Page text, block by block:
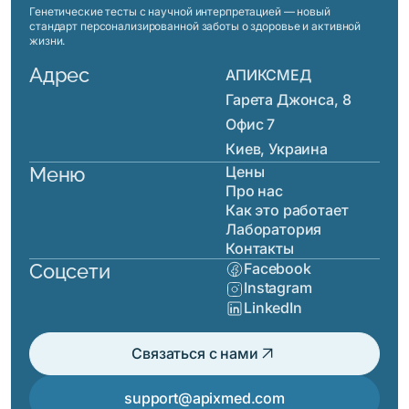
Генетические тесты с научной интерпретацией — новый
стандарт персонализированной заботы о здоровье и активной
жизни.
Адрес
АПИКСМЕД
Гарета Джонса, 8
Офис 7
Киев, Украина
Меню
Цены
Про нас
Как это работает
Лаборатория
Контакты
Соцсети
Facebook
Instagram
LinkedIn
Связаться с нами arrow_outward
support@apixmed.com